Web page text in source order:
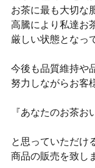
お茶に最も大切な
高騰により私達お
厳しい状態となっ
今後も品質維持や
努力しながらお客
『あなたのお茶お
と思っていただけ
商品の販売を致し